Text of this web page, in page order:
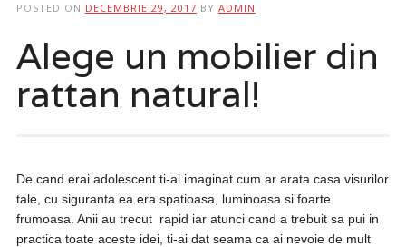
POSTED ON DECEMBRIE 29, 2017 BY ADMIN
Alege un mobilier din
rattan natural!
De cand erai adolescent ti-ai imaginat cum ar arata casa visurilor
tale, cu siguranta ea era spatioasa, luminoasa si foarte
frumoasa. Anii au trecut rapid iar atunci cand a trebuit sa pui in
practica toate aceste idei, ti-ai dat seama ca ai nevoie de mult